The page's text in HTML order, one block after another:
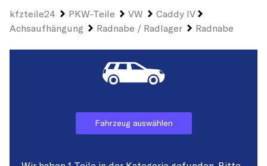
kfzteile24 PKW-Teile VW
Caddy IV
Achsaufhängung
Radnabe / Radlager Radnabe
Fahrzeug auswählen